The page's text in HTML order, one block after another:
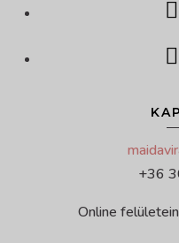
+36
Online